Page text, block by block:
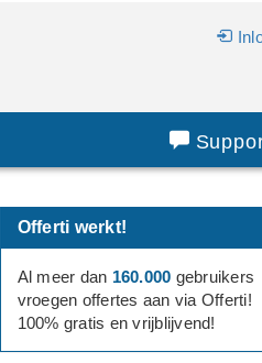
Offerti werkt!
Al meer dan 160.000 gebruikers
vroegen offertes aan via Offerti!
100% gratis en vrijblijvend!